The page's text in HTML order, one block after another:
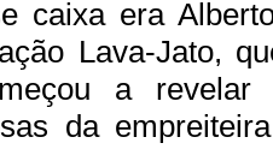
caixa era
Lava-Jato,
a revelar
da